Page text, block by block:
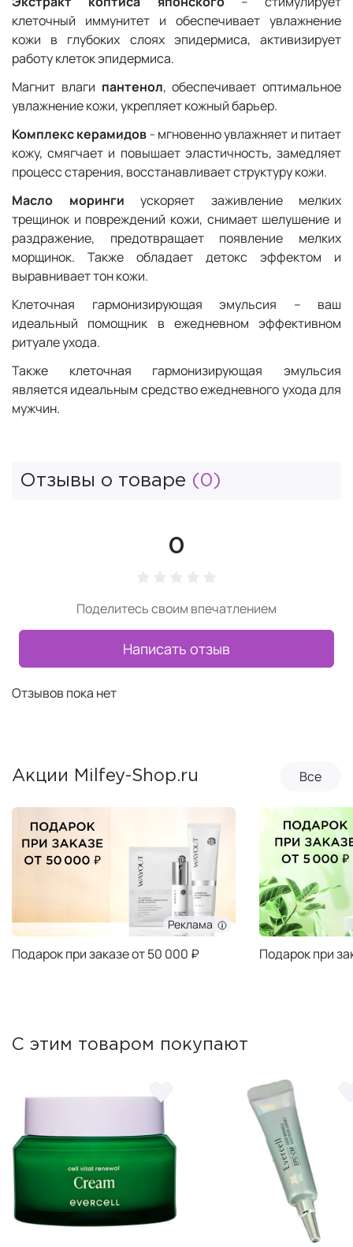
клеточный иммунитет и обеспечивает увлажнение
кожи в глубоких слоях эпидермиса, активизирует
работу клеток эпидермиса.
Магнит влаги пантенол, обеспечивает оптимальное
увлажнение кожи, укрепляет кожный барьер.
Комплекс керамидов - мгновенно увлажняет и питает
кожу, смягчает и повышает эластичность, замедляет
процесс старения, восстанавливает структуру кожи.
Масло моринги ускоряет заживление мелких
трещинок и повреждений кожи, снимает шелушение и
раздражение, предотвращает появление мелких
морщинок. Также обладает детокс эффектом и
выравнивает тон кожи.
Клеточная гармонизирующая эмульсия – ваш
идеальный помощник в ежедневном эффективном
ритуале ухода.
Также клеточная гармонизирующая эмульсия
является идеальным средство ежедневного ухода для
мужчин.
Отзывы о товаре (0)
0
Поделитесь своим впечатлением
Написать отзыв
Отзывов пока нет
Акции Milfey-Shop.ru Все
Реклама
Подарок при заказе от 50 000 ₽ Подарок при
С этим товаром покупают